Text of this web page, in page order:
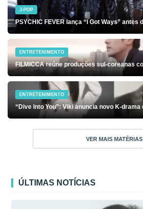
J-POP
PSYCHIC FEVER lança “I Got Ways” antes
ENTRETENIMENTO
FILMICCA reúne produções sul-coreanas
ENTRETENIMENTO
“Dive Into You”: Viki anuncia novo K-drama
VER MAIS MATÉRIAS
ÚLTIMAS NOTÍCIAS